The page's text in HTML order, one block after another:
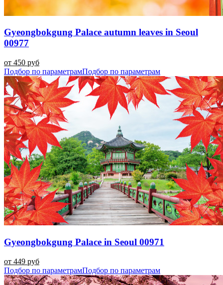
Gyeongbokgung Palace autumn leaves in Seoul
00977
от 450 руб
Подбор по параметрамПодбор по параметрам
Gyeongbokgung Palace in Seoul 00971
от 449 руб
Подбор по параметрамПодбор по параметрам